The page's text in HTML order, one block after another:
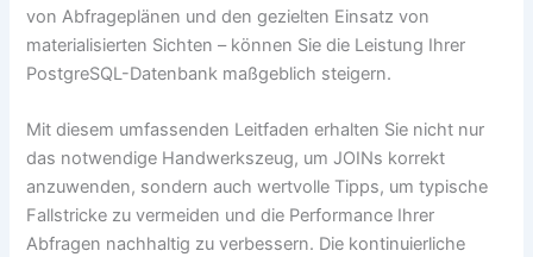
von Abfrageplänen und den gezielten Einsatz von
materialisierten Sichten – können Sie die Leistung Ihrer
PostgreSQL-Datenbank maßgeblich steigern.
Mit diesem umfassenden Leitfaden erhalten Sie nicht nur
das notwendige Handwerkszeug, um JOINs korrekt
anzuwenden, sondern auch wertvolle Tipps, um typische
Fallstricke zu vermeiden und die Performance Ihrer
Abfragen nachhaltig zu verbessern. Die kontinuierliche